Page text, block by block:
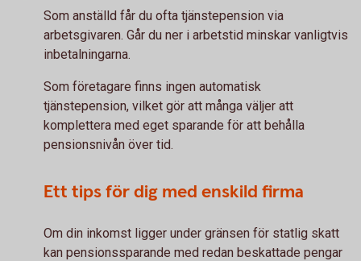
Som anställd får du ofta tjänstepension via
arbetsgivaren. Går du ner i arbetstid minskar vanligtvis
inbetalningarna.
Som företagare finns ingen automatisk
tjänstepension, vilket gör att många väljer att
komplettera med eget sparande för att behålla
pensionsnivån över tid.
Ett tips för dig med enskild firma
Om din inkomst ligger under gränsen för statlig skatt
kan pensionssparande med redan beskattade pengar